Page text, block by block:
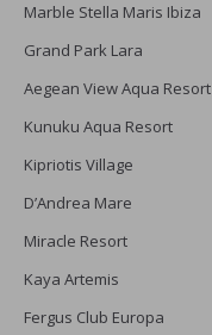
Marble Stella Maris Ibiza
Grand Park Lara
Aegean View Aqua Resort
Kunuku Aqua Resort
Kipriotis Village
D’Andrea Mare
Miracle Resort
Kaya Artemis
Fergus Club Europa